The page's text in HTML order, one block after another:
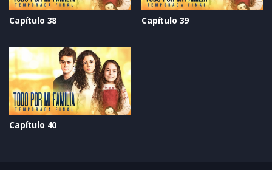
Capítulo 38 Capítulo 39
Capítulo 40